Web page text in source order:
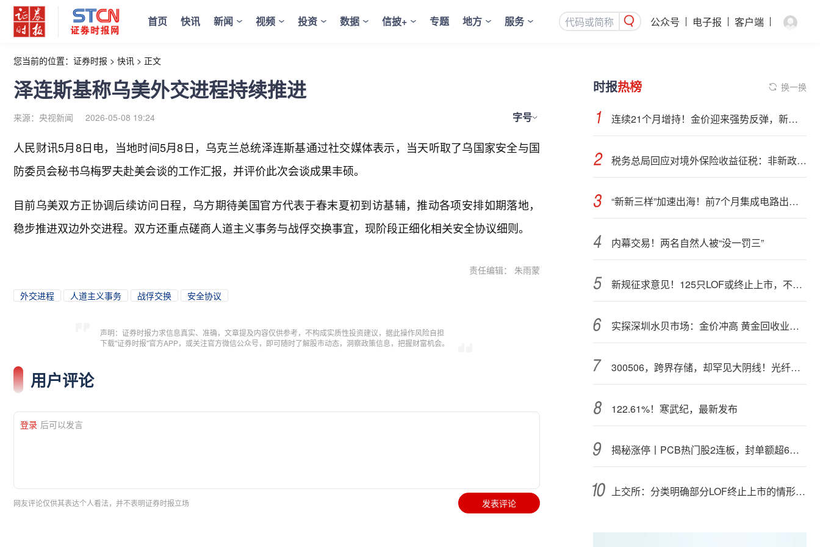
首页 快讯 新闻 视频 投资 数据 信披+ 专题 地方 服务 公众号 电子报 客户端
您当前的位置： 证券时报 > 快讯 > 正文
泽连斯基称乌美外交进程持续推进
来源：央视新闻 2026-05-08 19:24 字号
人民财讯5月8日电， 当地时间5月8日，乌克兰总统泽连斯基通过社交媒体表示，当天听取了乌国家安全与国
防委员会秘书乌梅罗夫赴美会谈的工作汇报，并评价此次会谈成果丰硕。
目前乌美双方正协调后续访问日程，乌方期待美国官方代表于春末夏初到访基辅，推动各项安排如期落地，
稳步推进双边外交进程。双方还重点磋商人道主义事务与战俘交换事宜，现阶段正细化相关安全协议细则。
责任编辑： 朱雨蒙
外交进程 人道主义事务 战俘交换 安全协议
声明：证券时报力求信息真实、准确，文章提及内容仅供参考，不构成实质性投资建议，据此操作风险自担
下载"证券时报"官方APP，或关注官方微信公众号，即可随时了解股市动态，洞察政策信息，把握财富机会。
用户评论
登录 后可以发言
网友评论仅供其表达个人看法，并不表明证券时报立场 发表评论
时报热榜 换一换
连续21个月增持！金价迎来强势反弹，新一轮上行窗口开启？
税务总局回应对境外保险收益征税：非新政策，无需过度解读
“新新三样”加速出海！前7个月集成电路出口额接近翻倍
内幕交易！两名自然人被“没一罚三”
新规征求意见！125只LOF或终止上市，不影响基金正常投资运作
实探深圳水贝市场：金价冲高 黄金回收业务率先回暖
300506，跨界存储，却罕见大阴线！光纤需求激增，稀土细分原料，火了
122.61%！寒武纪，最新发布
揭秘涨停丨PCB热门股2连板，封单额超6亿元
上交所：分类明确部分LOF终止上市的情形和程序